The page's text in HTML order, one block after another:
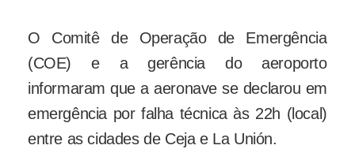
O Comitê de Operação de Emergência
(COE) e a gerência do aeroporto
informaram que a aeronave se declarou em
emergência por falha técnica às 22h (local)
entre as cidades de Ceja e La Unión.